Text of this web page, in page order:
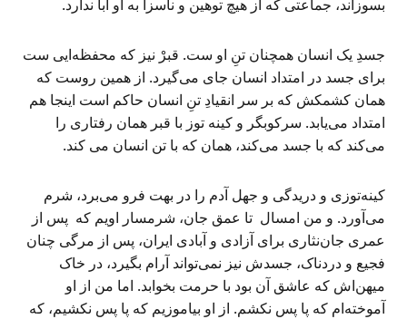
جسدِ یک انسان همچنان تنِ او ست. قبرْ نیز که محفظه‌ایی ست
برای جسد در امتداد انسان جای می‌گیرد. از همین روست که
همان کشمکش که بر سر انقیادِ تنِ انسان حاکم است اینجا هم
امتداد می‌یابد. سرکوبگر و کینه توز با قبر همان رفتاری را
می‌کند که با جسد می‌کند، همان که با تن انسان می کند.
کینه‌توزی و دریدگی و جهل آدم را در بهت فرو می‌برد، شرم
می‌آورد. و من امسال تا عمق جان، شرمسار اویم که پس از
عمری جان‌نثاری برای آزادی و آبادی ایران، پس از مرگی چنان
فجیع و دردناک، جسدش نیز نمی‌تواند آرام بگیرد، در خاک
میهن‌اش که عاشق آن بود با حرمت بخوابد. اما من از او
آموخته‌‌ام که پا پس نکشم. از او بیاموزیم که پا پس نکشیم، که